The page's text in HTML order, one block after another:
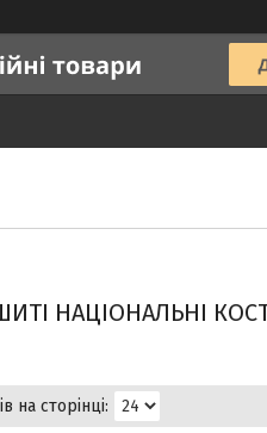
НАЦІОНАЛЬНІ